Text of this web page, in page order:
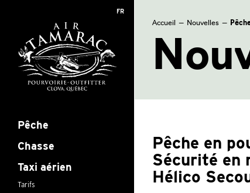
FR
Pêche
Chasse
Taxi aérien
Tarifs
Accueil — Nouvelles —
Pêche en
Sécurité en
Hélico